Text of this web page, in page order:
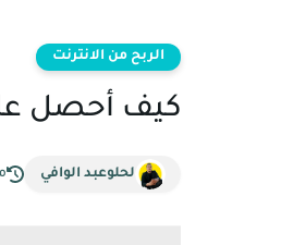
الربح من الانترنت
كيف أحصل على
لحلوعبد الوافي